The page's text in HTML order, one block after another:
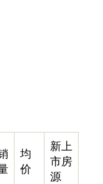
均
价
新上
市房
源